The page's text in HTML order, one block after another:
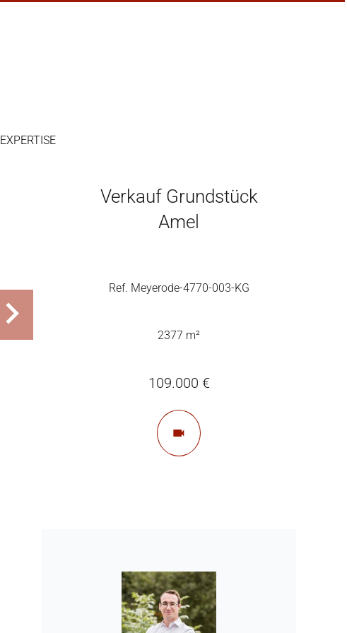
EXPERTISE
Verkauf Grundstück
Amel
Ref. Meyerode-4770-003-KG
2377 m²
109.000 €